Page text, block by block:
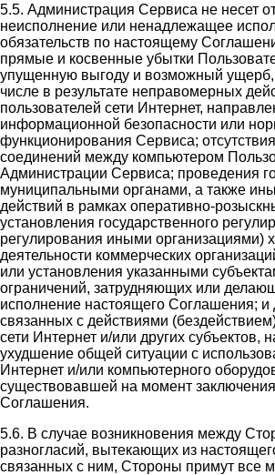
5.5. Администрация Сервиса не несет
неисполнение или ненадлежащее
обязательств по настоящему
прямые и косвенные убытки
упущенную выгоду и возможный
числе в результате неправомерных
пользователей сети Интернет,
информационной безопасности или
функционирования Сервиса;
соединений между компьютером
Администрации Сервиса; проведения
муниципальными органами, а также
действий в рамках оперативно-
установления государственного
регулирования иными организациями)
деятельности коммерческих
или установления указанными
ограничений, затрудняющих или
исполнение настоящего Соглашения; и
связанных с действиями
сети Интернет и/или других субъектов,
ухудшение общей ситуации с
Интернет и/или компьютерного
существовавшей на момент
Соглашения.
5.6. В случае возникновения между
разногласий, вытекающих из
связанных с ним, Стороны примут все